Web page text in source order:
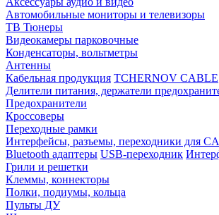
Автомобильные мониторы и телевизоры
ТВ Тюнеры
Видеокамеры парковочные
Конденсаторы, вольтметры
Антенны
Кабельная продукция TCHERNOV CABLE
Делители питания, держатели
Предохранители
Кроссоверы
Переходные рамки
Интерфейсы, разъемы, переходники для
Bluetooth адаптеры USB-переходник
Грили и решетки
Клеммы, коннекторы
Полки, подиумы, кольца
Пульты ДУ